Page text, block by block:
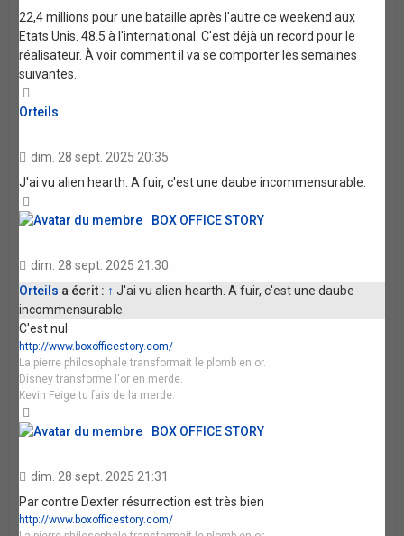
22,4 millions pour une bataille après l'autre ce weekend aux
Etats Unis. 48.5 à l'international. C'est déjà un record pour le
réalisateur. À voir comment il va se comporter les semaines
suivantes.
Orteils
dim. 28 sept. 2025 20:35
J'ai vu alien hearth. A fuir, c'est une daube incommensurable.
BOX OFFICE STORY
dim. 28 sept. 2025 21:30
Orteils a écrit : ↑ J'ai vu alien hearth. A fuir, c'est une daube
incommensurable.
C'est nul
http://www.boxofficestory.com/
La pierre philosophale transformait le plomb en or.
Disney transforme l'or en merde.
Kevin Feige tu fais de la merde.
BOX OFFICE STORY
dim. 28 sept. 2025 21:31
Par contre Dexter résurrection est très bien
http://www.boxofficestory.com/